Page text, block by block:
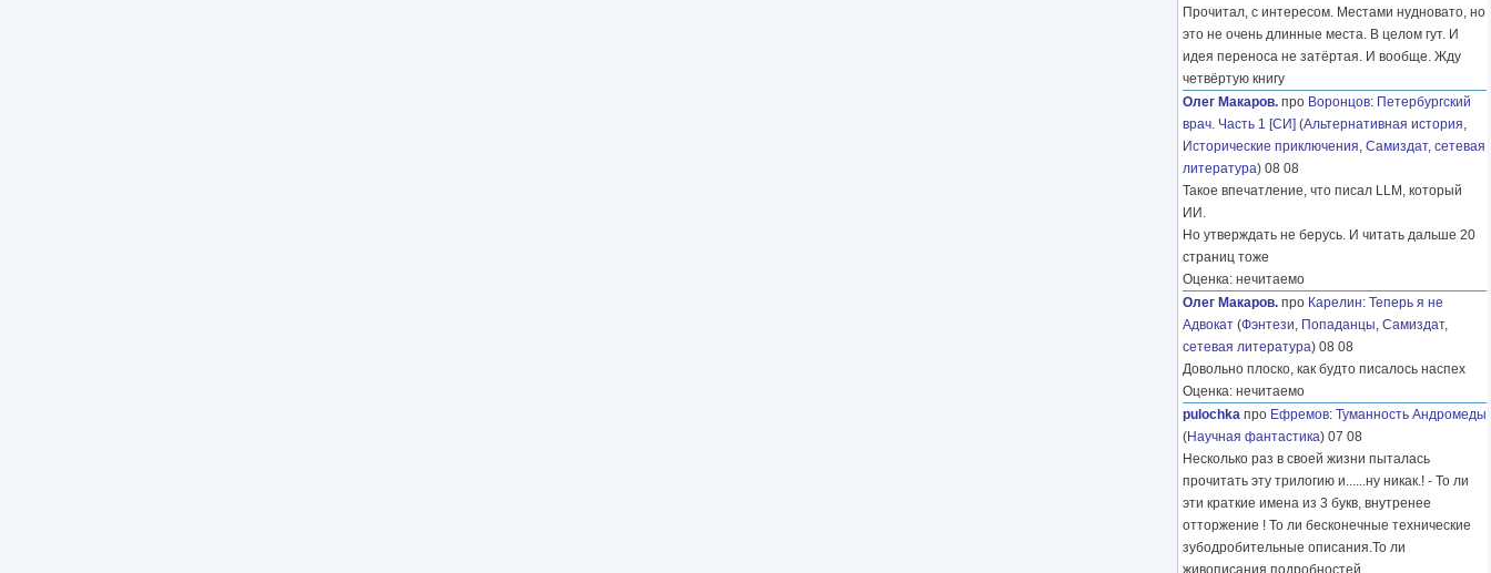
Прочитал, с интересом. Местами нудновато, но
это не очень длинные места. В целом гут. И
идея переноса не затёртая. И вообще. Жду
четвёртую книгу
Олег Макаров. про Воронцов: Петербургский
врач. Часть 1 [СИ] (Альтернативная история,
Исторические приключения, Самиздат, сетевая
литература) 08 08
Такое впечатление, что писал LLM, который
ИИ.
Но утверждать не берусь. И читать дальше 20
страниц тоже
Оценка: нечитаемо
Олег Макаров. про Карелин: Теперь я не
Адвокат (Фэнтези, Попаданцы, Самиздат,
сетевая литература) 08 08
Довольно плоско, как будто писалось наспех
Оценка: нечитаемо
pulochka про Ефремов: Туманность Андромеды
(Научная фантастика) 07 08
Несколько раз в своей жизни пыталась
прочитать эту трилогию и......ну никак.! - То ли
эти краткие имена из 3 букв, внутренее
отторжение ! То ли бесконечные технические
зубодробительные описания.То ли